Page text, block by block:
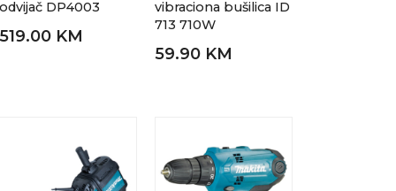
odvijač DP4003
519.00 KM
vibraciona bušilica ID
713 710W
59.90 KM